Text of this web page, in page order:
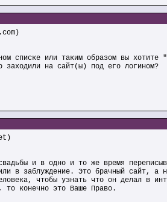
списке или таким образом вы
заходили на сайт(ы) под его логином?
и в одно и то же время
в заблуждение. Это брачный сайт,
чтобы узнать что он делал в
то конечно это Ваше Право.